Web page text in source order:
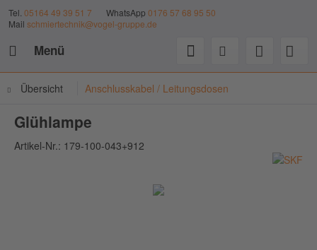
Tel. 05164 49 39 51 7 WhatsApp 0176 57 68 95 50
Mail schmiertechnik@vogel-gruppe.de
Menü
Übersicht Anschlusskabel / Leitungsdosen
Glühlampe
Artikel-Nr.: 179-100-043+912